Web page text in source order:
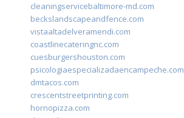
cleaningservicebaltimore-md.com
beckslandscapeandfence.com
vistaaltadelveramendi.com
coastlinecateringnc.com
cuesburgershouston.com
psicologiaespecializadaencampeche.com
dmtacos.com
crescentstreetprinting.com
hornopizza.com